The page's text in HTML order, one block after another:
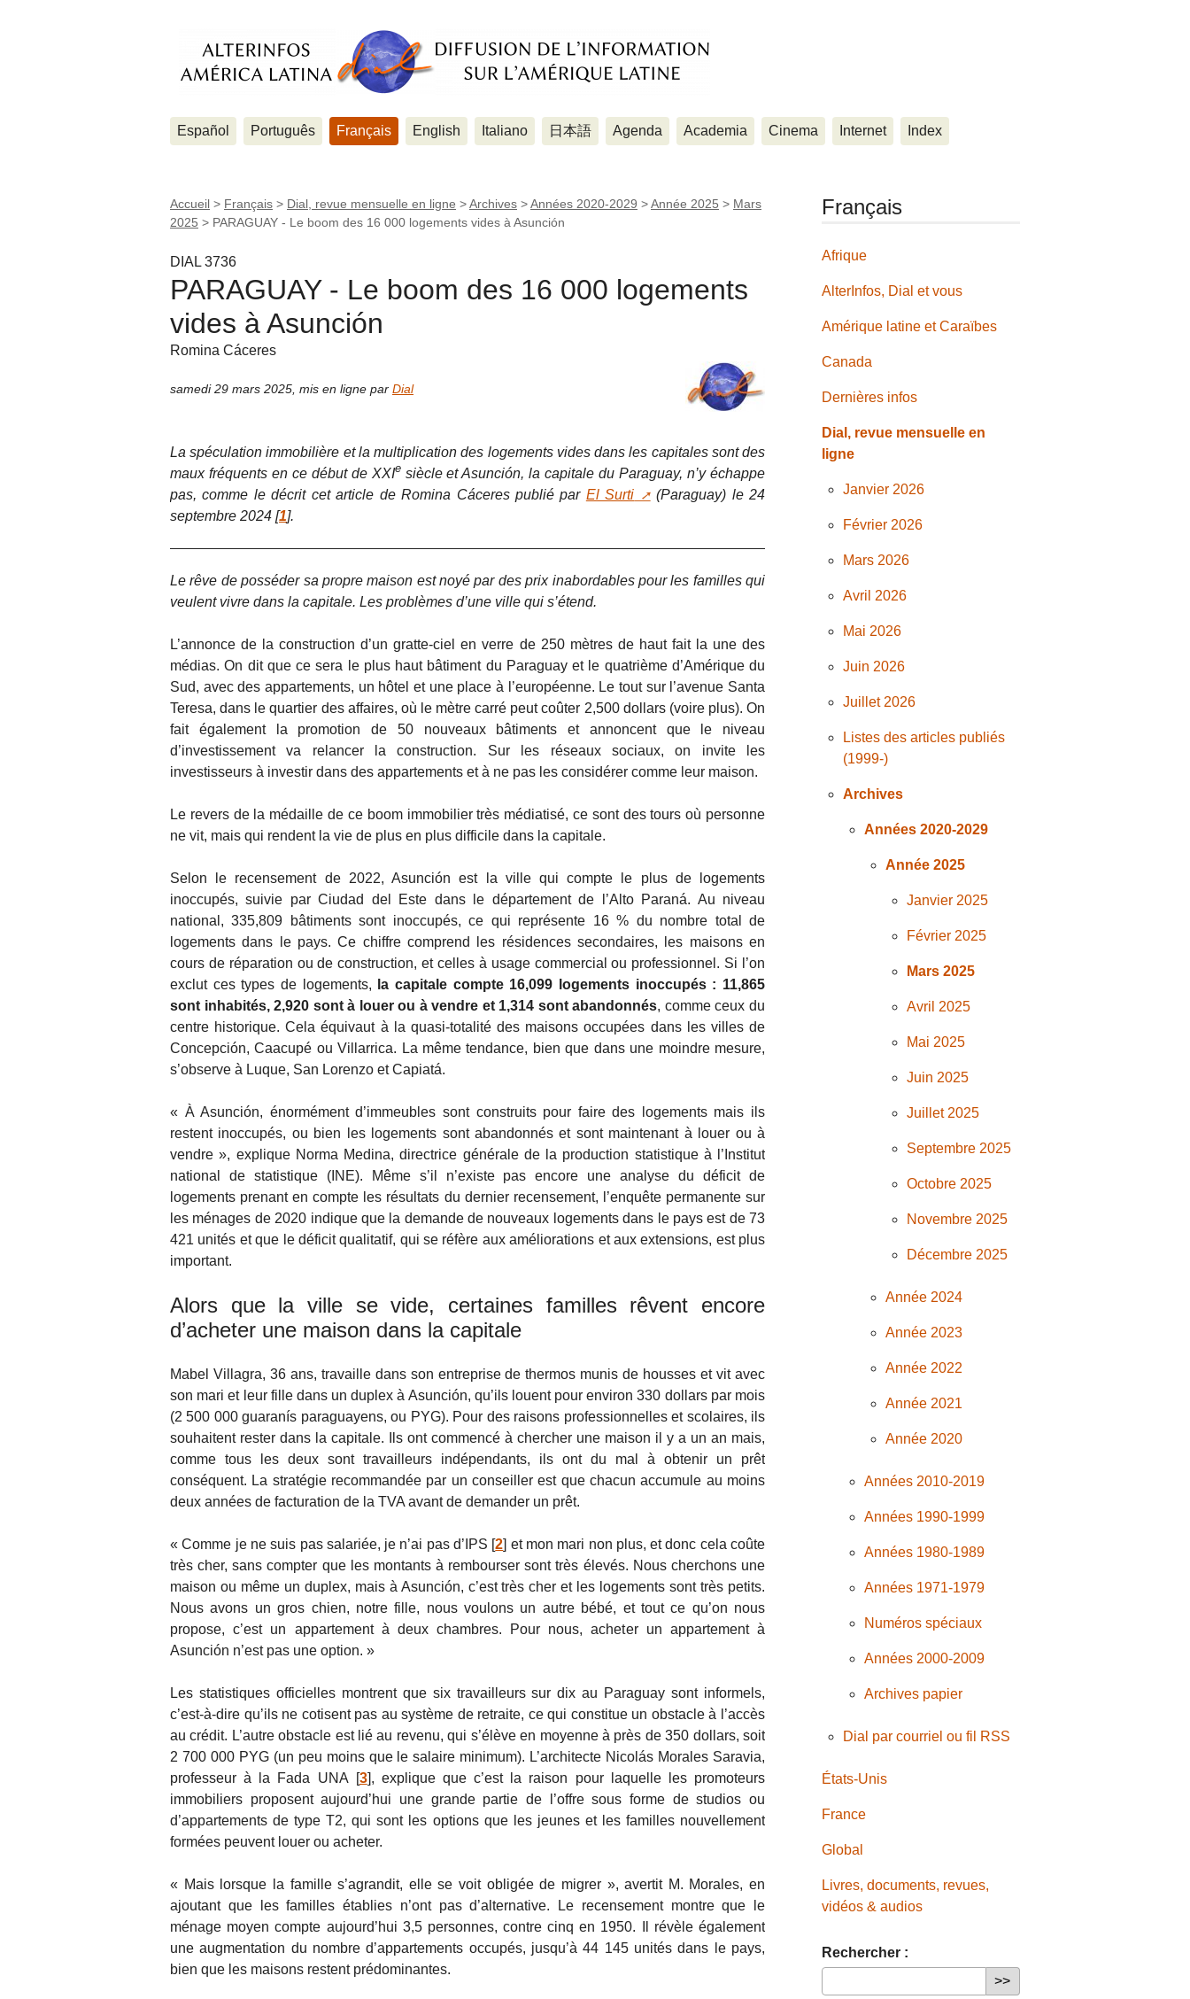
Español Português Français English Italiano 日本語 Agenda Academia Cinema Internet Index
Accueil > Français > Dial, revue mensuelle en ligne >Archives >Années 2020-2029 >Année 2025 > Mars
2025 > PARAGUAY - Le boom des 16 000 logements vides à Asunción
DIAL 3736
PARAGUAY - Le boom des 16 000 logements
vides à Asunción
Romina Cáceres
samedi 29 mars 2025 mis en ligne par Dial
La spéculation immobilière et la multiplication des logements vides dans les capitales sont des
maux fréquents en ce début de XXIesiècle et Asunción, la capitale du Paraguay, n’y échappe
pas, comme le décrit cet article de Romina Cáceres publié par El Surti
(Paraguay) le 24
septembre 2024 [1].
Le rêve de posséder sa propre maison est noyé par des prix inabordables pour les familles qui
veulent vivre dans la capitale. Les problèmes d’une ville qui s’étend.
L’annonce de la construction d’un gratte-ciel en verre de 250 mètres de haut fait la une des
médias. On dit que ce sera le plus haut bâtiment du Paraguay et le quatrième d’Amérique du
Sud, avec des appartements, un hôtel et une place à l’européenne. Le tout sur l’avenue Santa
Teresa, dans le quartier des affaires, où le mètre carré peut coûter 2,500 dollars (voire plus). On
fait également la promotion de 50 nouveaux bâtiments et annoncent que le niveau
d’investissement va relancer la construction. Sur les réseaux sociaux, on invite les
investisseurs à investir dans des appartements et à ne pas les considérer comme leur maison.
Le revers de la médaille de ce boom immobilier très médiatisé, ce sont des tours où personne
ne vit, mais qui rendent la vie de plus en plus difficile dans la capitale.
Selon le recensement de 2022, Asunción est la ville qui compte le plus de logements
inoccupés, suivie par Ciudad del Este dans le département de l’Alto Paraná. Au niveau
national, 335,809 bâtiments sont inoccupés, ce qui représente 16 % du nombre total de
logements dans le pays. Ce chiffre comprend les résidences secondaires, les maisons en
cours de réparation ou de construction, et celles à usage commercial ou professionnel. Si l’on
exclut ces types de logements,
la capitale compte 16,099 logements inoccupés : 11,865
sont inhabités, 2,920 sont à louer ou à vendre et 1,314 sont abandonnés, comme ceux du
centre historique. Cela équivaut à la quasi-totalité des maisons occupées dans les villes de
Concepción, Caacupé ou Villarrica. La même tendance, bien que dans une moindre mesure,
s’observe à Luque, San Lorenzo et Capiatá.
« À Asunción, énormément d’immeubles sont construits pour faire des logements mais ils
restent inoccupés, ou bien les logements sont abandonnés et sont maintenant à louer ou à
vendre », explique Norma Medina, directrice générale de la production statistique à l’Institut
national de statistique (INE). Même s’il n’existe pas encore une analyse du déficit de
logements prenant en compte les résultats du dernier recensement, l’enquête permanente sur
les ménages de 2020 indique que la demande de nouveaux logements dans le pays est de 73
421 unités et que le déficit qualitatif, qui se réfère aux améliorations et aux extensions, est plus
important.
Alors que la ville se vide, certaines familles rêvent encore
d’acheter une maison dans la capitale
Mabel Villagra, 36 ans, travaille dans son entreprise de thermos munis de housses et vit avec
son mari et leur fille dans un duplex à Asunción, qu’ils louent pour environ 330 dollars par mois
(2 500 000 guaranís paraguayens, ou PYG). Pour des raisons professionnelles et scolaires, ils
souhaitent rester dans la capitale. Ils ont commencé à chercher une maison il y a un an mais,
comme tous les deux sont travailleurs indépendants, ils ont du mal à obtenir un prêt
conséquent. La stratégie recommandée par un conseiller est que chacun accumule au moins
deux années de facturation de la TVA avant de demander un prêt.
« Comme je ne suis pas salariée, je n’ai pas d’IPS [2] et mon mari non plus, et donc cela coûte
très cher, sans compter que les montants à rembourser sont très élevés. Nous cherchons une
maison ou même un duplex, mais à Asunción, c’est très cher et les logements sont très petits.
Nous avons un gros chien, notre fille, nous voulons un autre bébé, et tout ce qu’on nous
propose, c’est un appartement à deux chambres. Pour nous, acheter un appartement à
Asunción n’est pas une option. »
Les statistiques officielles montrent que six travailleurs sur dix au Paraguay sont informels,
c’est-à-dire qu’ils ne cotisent pas au système de retraite, ce qui constitue un obstacle à l’accès
au crédit. L’autre obstacle est lié au revenu, qui s’élève en moyenne à près de 350 dollars, soit
2 700 000 PYG (un peu moins que le salaire minimum). L’architecte Nicolás Morales Saravia,
professeur à la Fada UNA [3], explique que c’est la raison pour laquelle les promoteurs
immobiliers proposent aujourd’hui une grande partie de l’offre sous forme de studios ou
d’appartements de type T2, qui sont les options que les jeunes et les familles nouvellement
formées peuvent louer ou acheter.
« Mais lorsque la famille s’agrandit, elle se voit obligée de migrer », avertit M. Morales, en
ajoutant que les familles établies n’ont pas d’alternative. Le recensement montre que le
ménage moyen compte aujourd’hui 3,5 personnes, contre cinq en 1950. Il révèle également
une augmentation du nombre d’appartements occupés, jusqu’à 44 145 unités dans le pays,
bien que les maisons restent prédominantes.
Français
Afrique
AlterInfos, Dial et vous
Amérique latine et Caraïbes
Canada
Dernières infos
Dial, revue mensuelle en
ligne
Janvier 2026
Février 2026
Mars 2026
Avril 2026
Mai 2026
Juin 2026
Juillet 2026
Listes des articles publiés
(1999-)
Archives
Années 2020-2029
Année 2025
Janvier 2025
Février 2025
Mars 2025
Avril 2025
Mai 2025
Juin 2025
Juillet 2025
Septembre 2025
Octobre 2025
Novembre 2025
Décembre 2025
Année 2024
Année 2023
Année 2022
Année 2021
Année 2020
Années 2010-2019
Années 1990-1999
Années 1980-1989
Années 1971-1979
Numéros spéciaux
Années 2000-2009
Archives papier
Dial par courriel ou fil RSS
États-Unis
France
Global
Livres, documents, revues,
vidéos & audios
Rechercher :